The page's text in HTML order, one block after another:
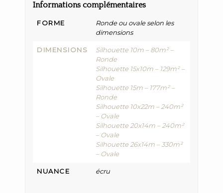
Informations complémentaires
FORME
Ronde ou ovale selon les
dimensions
DIMENSIONS
Silhouette 10m – 80m² –
Ronde
Silhouette 15x10m – 129m² –
Ovale
Silhouette 15m – 177m² –
Ronde
Silhouette 10x22m – 240m²
– Ovale
Silhouette 20x14m – 240m²
– Ovale
Silhouette 26x14m – 330m²
– Ovale
NUANCE écru